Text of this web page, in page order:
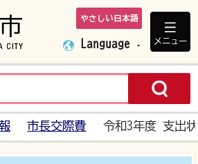
下妻市ホームペ
やさしい日本語
Language メニュー
市長交際費 令和3年度 支出